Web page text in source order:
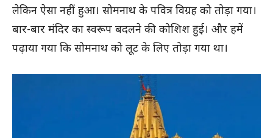
लेकिन ऐसा नहीं हुआ। सोमनाथ के पवित्र विग्रह को तोड़ा गया।
बार-बार मंदिर का स्वरूप बदलने की कोशिश हुई। और हमें
पढ़ाया गया कि सोमनाथ को लूट के लिए तोड़ा गया था।